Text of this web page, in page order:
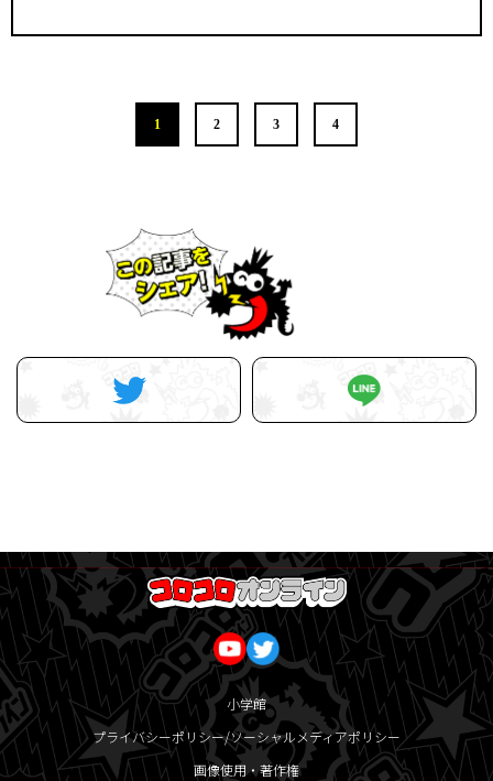
1 2 3 4
小学館
プライバシーポリシー/ソーシャルメディアポリシー
画像使用・著作権